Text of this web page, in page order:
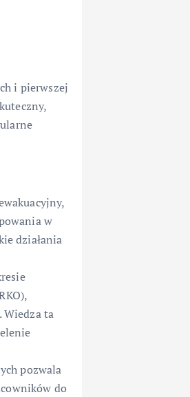
i pierwszej
w
działania
ta
pozwala
do